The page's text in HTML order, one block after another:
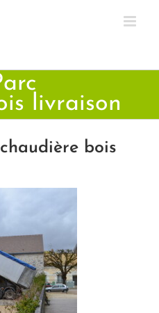
livraison
bois